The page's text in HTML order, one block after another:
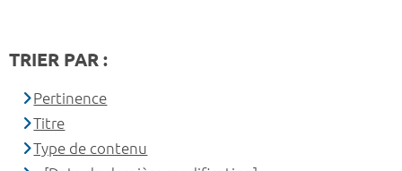
TRIER PAR :
Pertinence
Titre
Type de contenu